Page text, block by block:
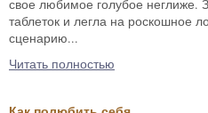
свое любимое голубое неглиже.
таблеток и легла на роскошное
сценарию...
Читать полностью